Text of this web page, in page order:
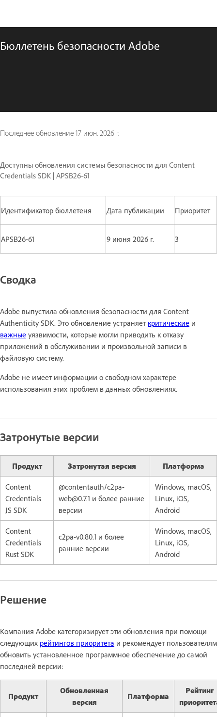
Бюллетень безопасности Adobe
Последнее обновление 17 июн. 2026 г.
Доступны обновления системы безопасности для Content
Credentials SDK | APSB26-61
Идентификатор бюллетеня Дата публикации Приоритет
APSB26-61 9 июня 2026 г. 3
Сводка
Adobe выпустила обновления безопасности для Content
Authenticity SDK. Это обновление устраняет критические и
важные уязвимости, которые могли приводить к отказу
приложений в обслуживании и произвольной записи в
файловую систему.
Adobe не имеет информации о свободном характере
использования этих проблем в данных обновлениях.
Затронутые версии
Продукт Затронутая версия Платформа
Content
Credentials
JS SDK
@contentauth/c2pa-
web@0.7.1 и более ранние
версии
Windows, macOS,
Linux, iOS,
Android
Content
Credentials
Rust SDK
c2pa-v0.80.1 и более
ранние версии
Windows, macOS,
Linux, iOS,
Android
Решение
Компания Adobe категоризирует эти обновления при помощи
следующих рейтингов приоритета и рекомендует пользователям
обновить установленное программное обеспечение до самой
последней версии:
Продукт
Обновленная
версия
Платформа
Рейтинг